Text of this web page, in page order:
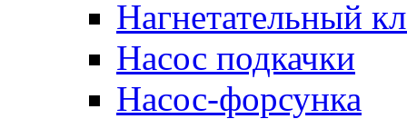
Нагнетательный
Насос подкачки
Насос-форсунка